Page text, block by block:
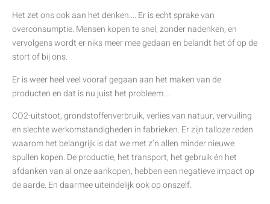
Het zet ons ook aan het denken…. Er is echt sprake van
overconsumptie. Mensen kopen te snel, zonder nadenken, en
vervolgens wordt er niks meer mee gedaan en belandt het óf op de
stort of bij ons.
Er is weer heel veel vooraf gegaan aan het maken van de
producten en dat is nu juist het probleem….
CO2-uitstoot, grondstoffenverbruik, verlies van natuur, vervuiling
en slechte werkomstandigheden in fabrieken. Er zijn talloze reden
waarom het belangrijk is dat we met z’n allen minder nieuwe
spullen kopen. De productie, het transport, het gebruik én het
afdanken van al onze aankopen, hebben een negatieve impact op
de aarde. En daarmee uiteindelijk ook op onszelf.